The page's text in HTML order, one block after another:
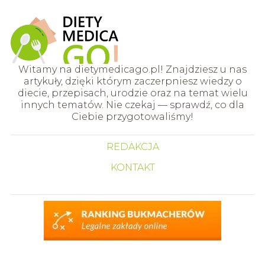
Witamy na dietymedicago.pl! Znajdziesz u nas
artykuły, dzięki którym zaczerpniesz wiedzy o
diecie, przepisach, urodzie oraz na temat wielu
innych tematów. Nie czekaj — sprawdź, co dla
Ciebie przygotowaliśmy!
REDAKCJA
KONTAKT